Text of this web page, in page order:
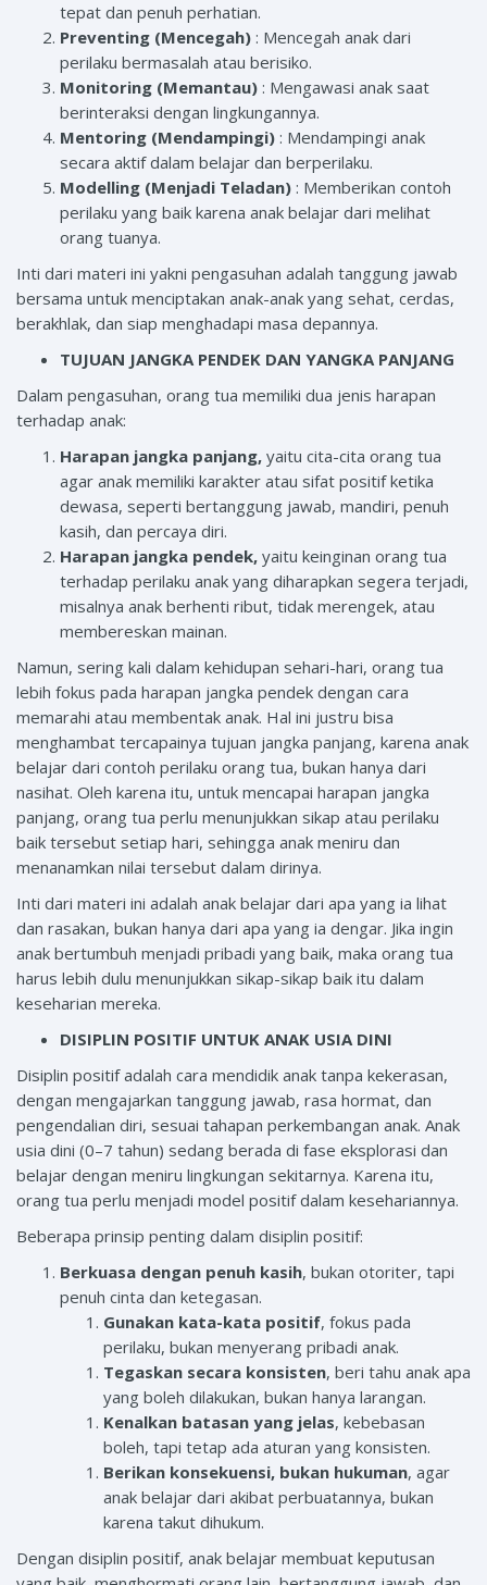
tepat dan penuh perhatian.
Preventing (Mencegah) : Mencegah anak dari
perilaku bermasalah atau berisiko.
Monitoring (Memantau) : Mengawasi anak saat
berinteraksi dengan lingkungannya.
Mentoring (Mendampingi) : Mendampingi anak
secara aktif dalam belajar dan berperilaku.
Modelling (Menjadi Teladan) : Memberikan contoh
perilaku yang baik karena anak belajar dari melihat
orang tuanya.
Inti dari materi ini yakni pengasuhan adalah tanggung jawab
bersama untuk menciptakan anak-anak yang sehat, cerdas,
berakhlak, dan siap menghadapi masa depannya.
TUJUAN JANGKA PENDEK DAN YANGKA PANJANG
Dalam pengasuhan, orang tua memiliki dua jenis harapan
terhadap anak:
Harapan jangka panjang, yaitu cita-cita orang tua
agar anak memiliki karakter atau sifat positif ketika
dewasa, seperti bertanggung jawab, mandiri, penuh
kasih, dan percaya diri.
Harapan jangka pendek, yaitu keinginan orang tua
terhadap perilaku anak yang diharapkan segera terjadi,
misalnya anak berhenti ribut, tidak merengek, atau
membereskan mainan.
Namun, sering kali dalam kehidupan sehari-hari, orang tua
lebih fokus pada harapan jangka pendek dengan cara
memarahi atau membentak anak. Hal ini justru bisa
menghambat tercapainya tujuan jangka panjang, karena anak
belajar dari contoh perilaku orang tua, bukan hanya dari
nasihat. Oleh karena itu, untuk mencapai harapan jangka
panjang, orang tua perlu menunjukkan sikap atau perilaku
baik tersebut setiap hari, sehingga anak meniru dan
menanamkan nilai tersebut dalam dirinya.
Inti dari materi ini adalah anak belajar dari apa yang ia lihat
dan rasakan, bukan hanya dari apa yang ia dengar. Jika ingin
anak bertumbuh menjadi pribadi yang baik, maka orang tua
harus lebih dulu menunjukkan sikap-sikap baik itu dalam
keseharian mereka.
DISIPLIN POSITIF UNTUK ANAK USIA DINI
Disiplin positif adalah cara mendidik anak tanpa kekerasan,
dengan mengajarkan tanggung jawab, rasa hormat, dan
pengendalian diri, sesuai tahapan perkembangan anak. Anak
usia dini (0–7 tahun) sedang berada di fase eksplorasi dan
belajar dengan meniru lingkungan sekitarnya. Karena itu,
orang tua perlu menjadi model positif dalam kesehariannya.
Beberapa prinsip penting dalam disiplin positif:
Berkuasa dengan penuh kasih, bukan otoriter, tapi
penuh cinta dan ketegasan.
Gunakan kata-kata positif, fokus pada
perilaku, bukan menyerang pribadi anak.
Tegaskan secara konsisten, beri tahu anak apa
yang boleh dilakukan, bukan hanya larangan.
Kenalkan batasan yang jelas, kebebasan
boleh, tapi tetap ada aturan yang konsisten.
Berikan konsekuensi, bukan hukuman, agar
anak belajar dari akibat perbuatannya, bukan
karena takut dihukum.
Dengan disiplin positif, anak belajar membuat keputusan